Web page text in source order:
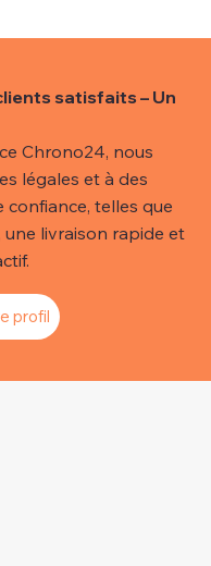
satisfaits – Un
Chrono24, nous
légales et à des
confiance, telles que
livraison rapide et
profil